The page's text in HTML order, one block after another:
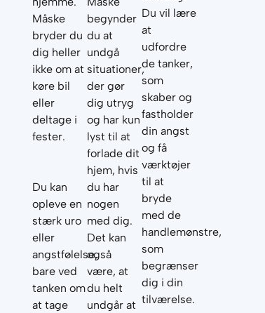
Måske
bryder du
dig heller
ikke om at
køre bil
eller
deltage i
fester.
Du kan
opleve en
stærk uro
eller
angstfølelse,
bare ved
tanken om
at tage
begynder
du at
undgå
situationer,
der gør
dig utryg
og har kun
lyst til at
forlade dit
hjem, hvis
du har
nogen
med dig.
Det kan
også
være, at
du helt
undgår at
Du vil lære
at
udfordre
de tanker,
som
skaber og
fastholder
din angst
og få
værktøjer
til at
bryde
med de
handlemønstre,
som
begrænser
dig i din
tilværelse.